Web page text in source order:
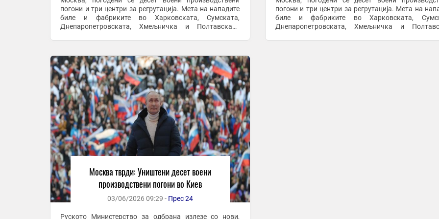
погони и три центри за регрутација. Мета на нападите
биле и фабриките во Харковската, Сумската,
Днепаропетровската, Хмељничка и Полтавската
погони и три центри за регрутација. Мета на
биле и фабриките во Харковската,
Днепаропетровската, Хмељничка и
Москва тврди: Уништени десет воени
производствени погони во Киев
03/06/2026 09:29 - Прес 24
Руското Министерство за одбрана излезе со нови,